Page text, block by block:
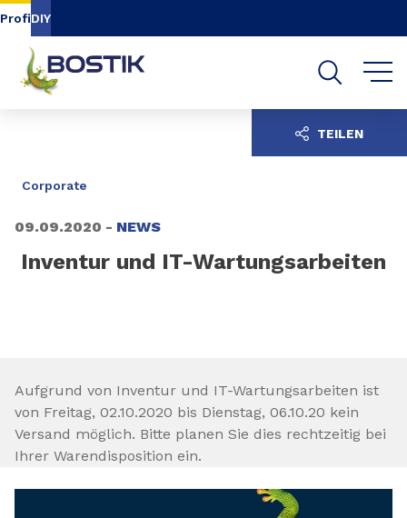
Inhalt
ProfiDIY
Corporate
09.09.2020 - NEWS
Inventur und IT-Wartungsarbeiten
TEILEN
Aufgrund von Inventur und IT-Wartungsarbeiten ist
von Freitag, 02.10.2020 bis Dienstag, 06.10.20 kein
Versand möglich. Bitte planen Sie dies rechtzeitig bei
Ihrer Warendisposition ein.